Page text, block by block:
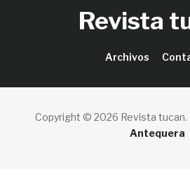
Revista
Archivos
Copyright © 2026 Revista tucan.
Antequera